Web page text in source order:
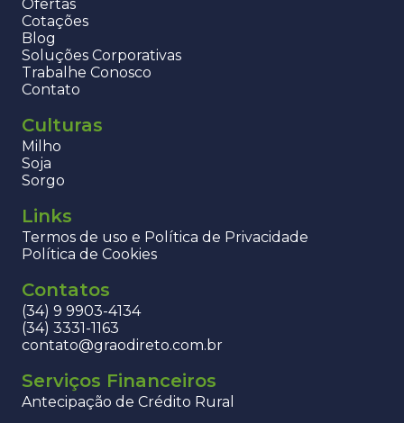
Ofertas
Cotações
Blog
Soluções Corporativas
Trabalhe Conosco
Contato
Culturas
Milho
Soja
Sorgo
Links
Termos de uso e Política de Privacidade
Política de Cookies
Contatos
(34) 9 9903-4134
(34) 3331-1163
contato@graodireto.com.br
Serviços Financeiros
Antecipação de Crédito Rural